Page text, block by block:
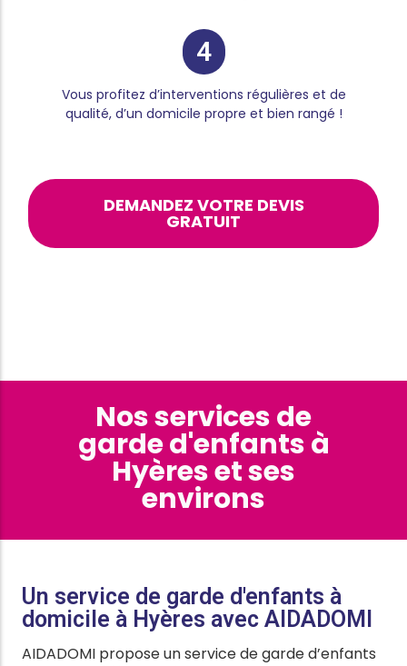
4
Vous profitez d’interventions régulières et de
qualité, d’un domicile propre et bien rangé !
DEMANDEZ VOTRE DEVIS
GRATUIT
Nos services de
garde d'enfants à
Hyères et ses
environs
Un service de garde d'enfants à
domicile à Hyères avec AIDADOMI
AIDADOMI propose un service de garde d’enfants